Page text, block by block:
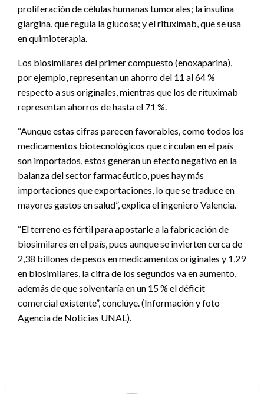
proliferación de células humanas tumorales; la insulina
glargina, que regula la glucosa; y el rituximab, que se usa
en quimioterapia.
Los biosimilares del primer compuesto (enoxaparina),
por ejemplo, representan un ahorro del 11 al 64 %
respecto a sus originales, mientras que los de rituximab
representan ahorros de hasta el 71 %.
“Aunque estas cifras parecen favorables, como todos los
medicamentos biotecnológicos que circulan en el país
son importados, estos generan un efecto negativo en la
balanza del sector farmacéutico, pues hay más
importaciones que exportaciones, lo que se traduce en
mayores gastos en salud”, explica el ingeniero Valencia.
“El terreno es fértil para apostarle a la fabricación de
biosimilares en el país, pues aunque se invierten cerca de
2,38 billones de pesos en medicamentos originales y 1,29
en biosimilares, la cifra de los segundos va en aumento,
además de que solventaría en un 15 % el déficit
comercial existente”, concluye. (Información y foto
Agencia de Noticias UNAL).